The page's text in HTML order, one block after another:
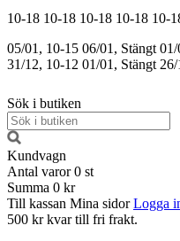
10-18 10-18 10-18 10-18 10-
05/01, 10-15 06/01, Stängt 01/
31/12, 10-12 01/01, Stängt
Sök i butiken
Kundvagn
Antal varor 0 st
Summa 0 kr
Till kassan Mina sidor Logga
500 kr kvar till fri frakt.